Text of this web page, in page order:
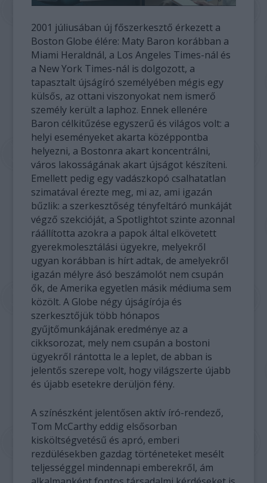
2001 júliusában új főszerkesztő érkezett a
Boston Globe élére: Maty Baron korábban a
Miami Heraldnál, a Los Angeles Times-nál és
a New York Times-nál is dolgozott, a
tapasztalt újságíró személyében mégis egy
külsős, az ottani viszonyokat nem ismerő
személy került a laphoz. Ennek ellenére
Baron célkitűzése egyszerű és világos volt: a
helyi eseményeket akarta középpontba
helyezni, a Bostonra akart koncentrálni,
város lakosságának akart újságot készíteni.
Emellett pedig egy vadászkopó csalhatatlan
szimatával érezte meg, mi az, ami igazán
bűzlik: a szerkesztőség tényfeltáró munkáját
végző szekcióját, a Spotlightot szinte azonnal
ráállította azokra a papok által elkövetett
gyerekmolesztálási ügyekre, melyekről
ugyan korábban is hírt adtak, de amelyekről
igazán mélyre ásó beszámolót nem csupán
ők, de Amerika egyetlen másik médiuma sem
közölt. A Globe négy újságírója és
szerkesztőjük több hónapos
gyűjtőmunkájának eredménye az a
cikksorozat, mely nem csupán a bostoni
ügyekről rántotta le a leplet, de abban is
jelentős szerepe volt, hogy világszerte újabb
és újabb esetekre derüljön fény.
A színészként jelentősen aktív író-rendező,
Tom McCarthy eddig elsősorban
kisköltségvetésű és apró, emberi
rezdülésekben gazdag történeteket mesélt
teljességgel mindennapi emberekről, ám